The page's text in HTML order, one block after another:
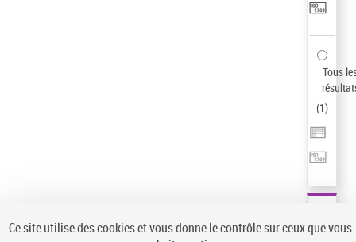
Tous
(1)
Ce site utilise des cookies et vous donne le contrôle sur ceux que vous